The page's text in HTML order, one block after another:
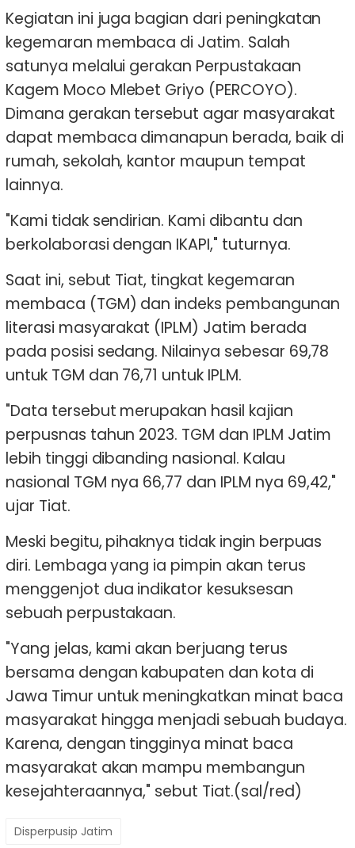
Kegiatan ini juga bagian dari peningkatan
kegemaran membaca di Jatim. Salah
satunya melalui gerakan Perpustakaan
Kagem Moco Mlebet Griyo (PERCOYO).
Dimana gerakan tersebut agar masyarakat
dapat membaca dimanapun berada, baik di
rumah, sekolah, kantor maupun tempat
lainnya.
"Kami tidak sendirian. Kami dibantu dan
berkolaborasi dengan IKAPI," tuturnya.
Saat ini, sebut Tiat, tingkat kegemaran
membaca (TGM) dan indeks pembangunan
literasi masyarakat (IPLM) Jatim berada
pada posisi sedang. Nilainya sebesar 69,78
untuk TGM dan 76,71 untuk IPLM.
"Data tersebut merupakan hasil kajian
perpusnas tahun 2023. TGM dan IPLM Jatim
lebih tinggi dibanding nasional. Kalau
nasional TGM nya 66,77 dan IPLM nya 69,42,"
ujar Tiat.
Meski begitu, pihaknya tidak ingin berpuas
diri. Lembaga yang ia pimpin akan terus
menggenjot dua indikator kesuksesan
sebuah perpustakaan.
"Yang jelas, kami akan berjuang terus
bersama dengan kabupaten dan kota di
Jawa Timur untuk meningkatkan minat baca
masyarakat hingga menjadi sebuah budaya.
Karena, dengan tingginya minat baca
masyarakat akan mampu membangun
kesejahteraannya," sebut Tiat.(sal/red)
Disperpusip Jatim